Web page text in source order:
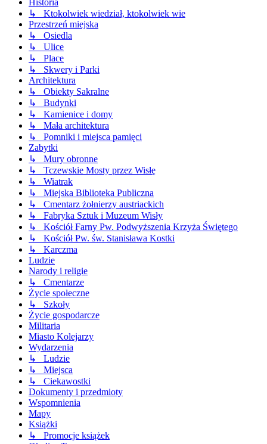
Historia
↳ Ktokolwiek wiedział, ktokolwiek wie
Przestrzeń miejska
↳ Osiedla
↳ Ulice
↳ Place
↳ Skwery i Parki
Architektura
↳ Obiekty Sakralne
↳ Budynki
↳ Kamienice i domy
↳ Mała architektura
↳ Pomniki i miejsca pamięci
Zabytki
↳ Mury obronne
↳ Tczewskie Mosty przez Wisłę
↳ Wiatrak
↳ Miejska Biblioteka Publiczna
↳ Cmentarz żołnierzy austriackich
↳ Fabryka Sztuk i Muzeum Wisły
↳ Kościół Farny Pw. Podwyższenia Krzyża Świętego
↳ Kościół Pw. św. Stanisława Kostki
↳ Karczma
Ludzie
Narody i religie
↳ Cmentarze
Życie społeczne
↳ Szkoły
Życie gospodarcze
Militaria
Miasto Kolejarzy
Wydarzenia
↳ Ludzie
↳ Miejsca
↳ Ciekawostki
Dokumenty i przedmioty
Wspomnienia
Mapy
Książki
↳ Promocje książek